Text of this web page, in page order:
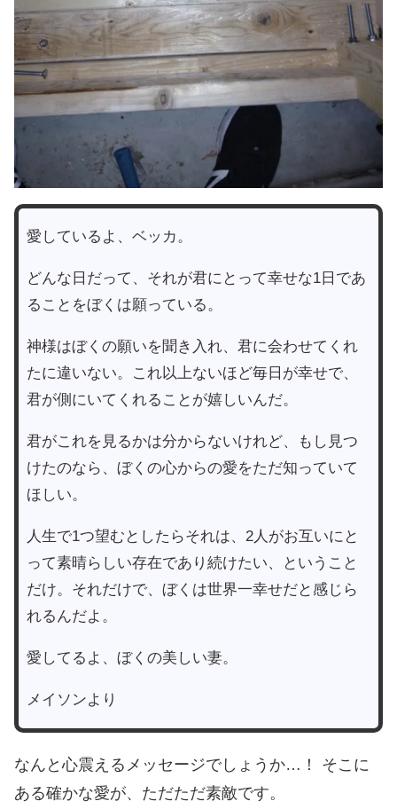
愛しているよ、ベッカ。
どんな日だって、それが君にとって幸せな1日であ
ることをぼくは願っている。
神様はぼくの願いを聞き入れ、君に会わせてくれ
たに違いない。これ以上ないほど毎日が幸せで、
君が側にいてくれることが嬉しいんだ。
君がこれを見るかは分からないけれど、もし見つ
けたのなら、ぼくの心からの愛をただ知っていて
ほしい。
人生で1つ望むとしたらそれは、2人がお互いにと
って素晴らしい存在であり続けたい、ということ
だけ。それだけで、ぼくは世界一幸せだと感じら
れるんだよ。
愛してるよ、ぼくの美しい妻。
メイソンより
なんと心震えるメッセージでしょうか…！ そこに
ある確かな愛が、ただただ素敵です。